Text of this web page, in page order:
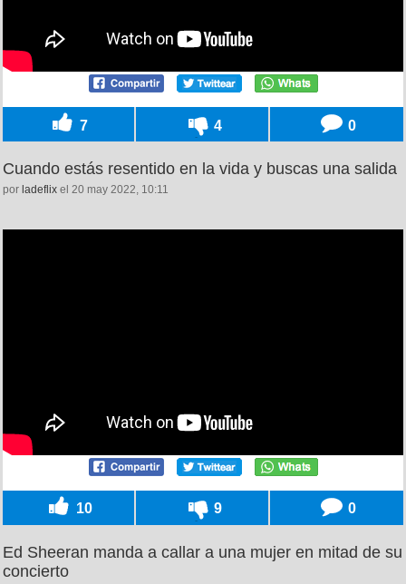
7 4 0
Cuando estás resentido en la vida y buscas una salida
por ladeflix el 20 may 2022, 10:11
10 9 0
Ed Sheeran manda a callar a una mujer en mitad de su
concierto